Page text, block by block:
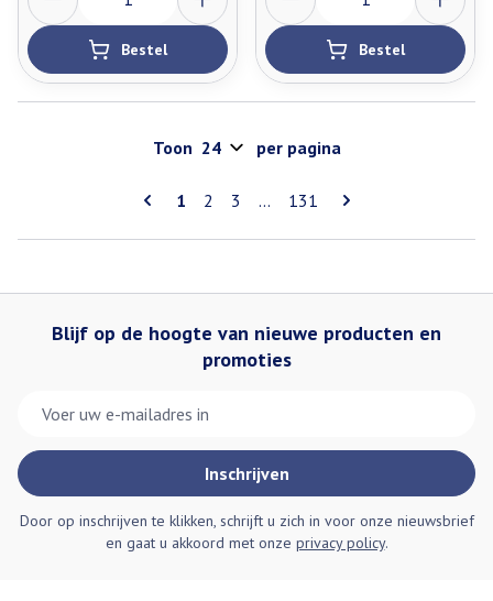
Bestel Bestel
Pagina's
U lees momenteel pagina
1 Pagina
2 Pagina
3 ... Pagina
131
Toon per pagina
Blijf op de hoogte van nieuwe producten en
promoties
Inschrijven
Door op inschrijven te klikken, schrijft u zich in voor onze nieuwsbrief
en gaat u akkoord met onze privacy policy.